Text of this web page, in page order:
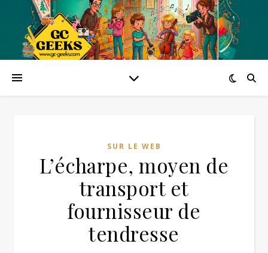
SUR LE WEB
L’écharpe, moyen de
transport et
fournisseur de
tendresse